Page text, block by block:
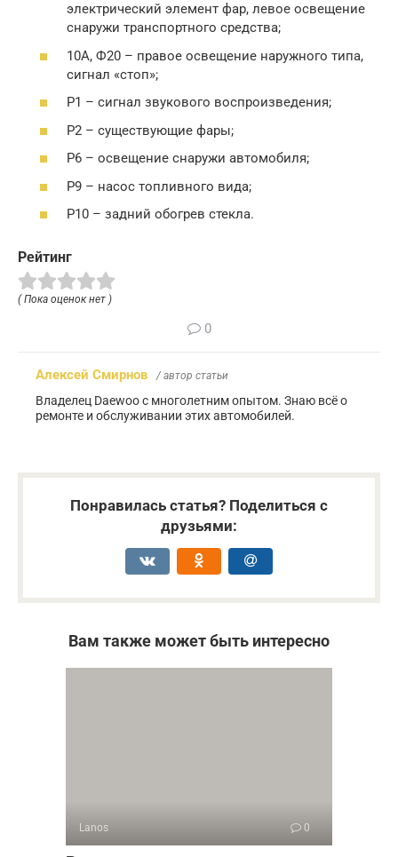
электрический элемент фар, левое освещение
снаружи транспортного средства;
10А, Ф20 – правое освещение наружного типа,
сигнал «стоп»;
Р1 – сигнал звукового воспроизведения;
Р2 – существующие фары;
Р6 – освещение снаружи автомобиля;
Р9 – насос топливного вида;
Р10 – задний обогрев стекла.
Рейтинг
( Пока оценок нет )
0
Алексей Смирнов / автор статьи
Владелец Daewoo с многолетним опытом. Знаю всё о
ремонте и обслуживании этих автомобилей.
Понравилась статья? Поделиться с
друзьями:
Вам также может быть интересно
Lanos 0